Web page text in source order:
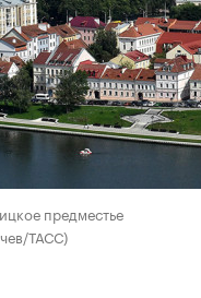
предместье
ТАСС)